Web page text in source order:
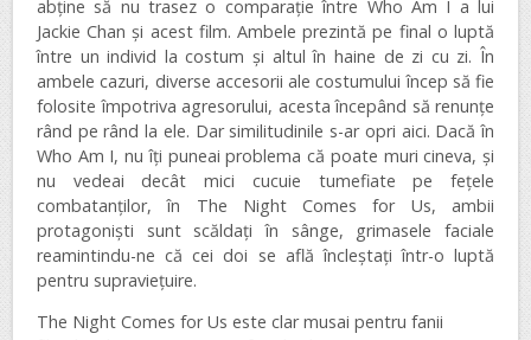
abține să nu trasez o comparație între Who Am I a lui
Jackie Chan și acest film. Ambele prezintă pe final o luptă
între un individ la costum și altul în haine de zi cu zi. În
ambele cazuri, diverse accesorii ale costumului încep să fie
folosite împotriva agresorului, acesta începând să renunțe
rând pe rând la ele. Dar similitudinile s-ar opri aici. Dacă în
Who Am I, nu îți puneai problema că poate muri cineva, și
nu vedeai decât mici cucuie tumefiate pe fețele
combatanților, în The Night Comes for Us, ambii
protagoniști sunt scăldați în sânge, grimasele faciale
reamintindu-ne că cei doi se află încleștați într-o luptă
pentru supraviețuire.
The Night Comes for Us este clar musai pentru fanii